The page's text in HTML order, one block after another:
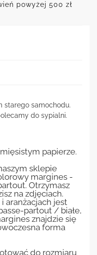
powyżej 500 zł
starego samochodu.
do sypialni.
papierze.
sklepie
margines -
Otrzymasz
na zdjęciach.
aranżacjach jest
partout / białe,
znajdzie się
forma
do rozmiaru